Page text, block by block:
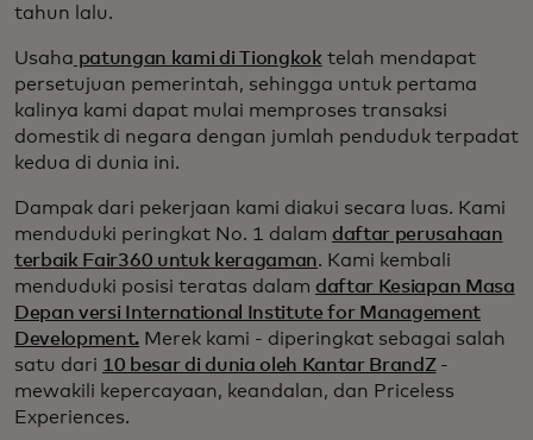
tahun lalu.
Usaha patungan kami di Tiongkok telah mendapat
persetujuan pemerintah, sehingga untuk pertama
kalinya kami dapat mulai memproses transaksi
domestik di negara dengan jumlah penduduk terpadat
kedua di dunia ini.
Dampak dari pekerjaan kami diakui secara luas. Kami
menduduki peringkat No. 1 dalam daftar perusahaan
terbaik Fair360 untuk keragaman. Kami kembali
menduduki posisi teratas dalam daftar Kesiapan Masa
Depan versi International Institute for Management
Development. Merek kami - diperingkat sebagai salah
satu dari 10 besar di dunia oleh Kantar BrandZ-
mewakili kepercayaan, keandalan, dan Priceless
Experiences.